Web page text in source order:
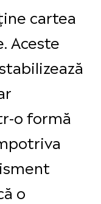
cartea
Aceste
o formă
o